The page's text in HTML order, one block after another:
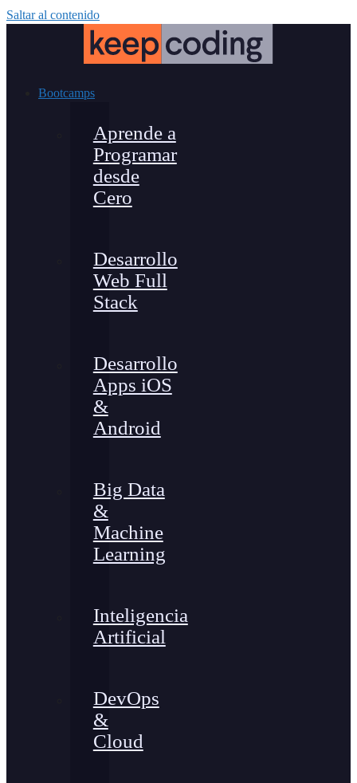
Saltar al contenido
Bootcamps
Aprende a
Programar
desde
Cero
Desarrollo
Web Full
Stack
Desarrollo
Apps iOS
&
Android
Big Data
&
Machine
Learning
Inteligencia
Artificial
DevOps
&
Cloud